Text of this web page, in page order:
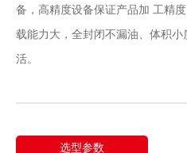
备，高精度设备保证产品加 工精
载能力大，全封闭不漏油、体积
活。
选型参数